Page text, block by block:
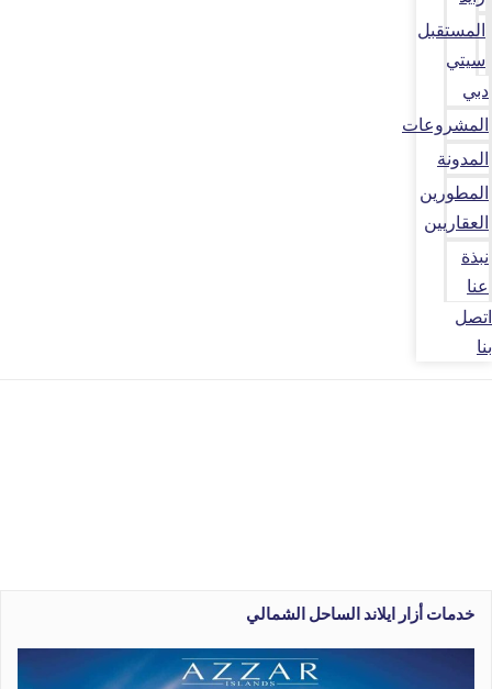
المستقبل
سيتي
دبي
المشروعات
المدونة
المطورين
العقاريين
نبذة
عنا
اتصل
بنا
خدمات أزار ايلاند الساحل الشمالي